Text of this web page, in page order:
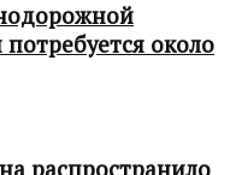
около
распространило